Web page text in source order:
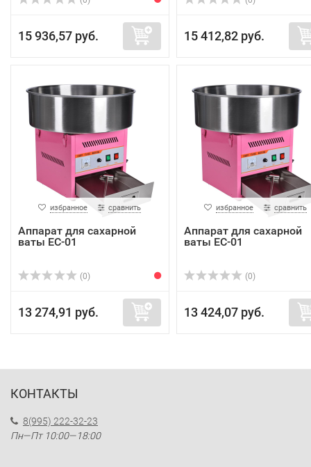
15 936,57 руб. 15 412,82 руб.
избранное сравнить
Аппарат для сахарной
ваты EC-01
(0)
13 274,91 руб.
избранное сравнить
Аппарат для сахарной
ваты EC-01
(0)
13 424,07 руб.
КОНТАКТЫ
8(995) 222-32-23
Пн—Пт 10:00—18:00